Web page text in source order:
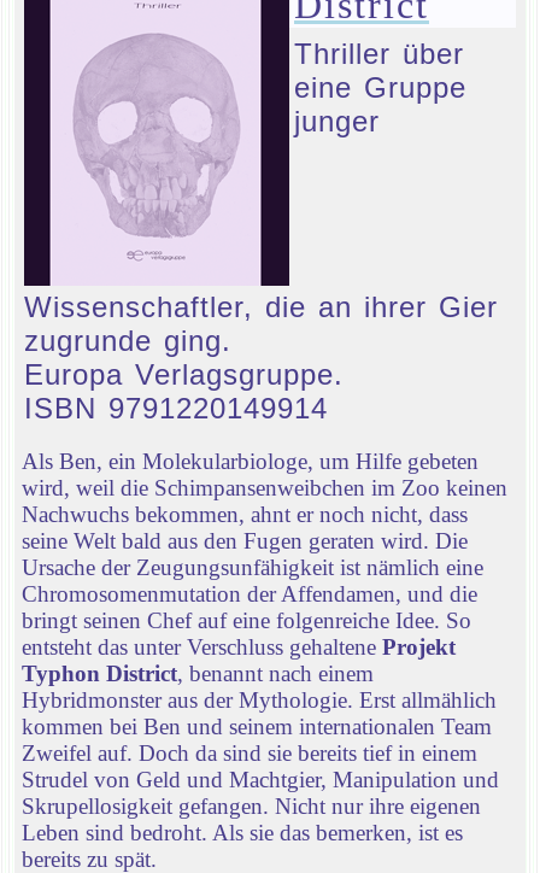
Thriller über
eine Gruppe
junger
Wissenschaftler, die an ihrer Gier
zugrunde ging.
Europa Verlagsgruppe.
ISBN 9791220149914
Als Ben, ein Molekularbiologe, um Hilfe gebeten
wird, weil die Schimpansenweibchen im Zoo keinen
Nachwuchs bekommen, ahnt er noch nicht, dass
seine Welt bald aus den Fugen geraten wird. Die
Ursache der Zeugungsunfähigkeit ist nämlich eine
Chromosomenmutation der Affendamen, und die
bringt seinen Chef auf eine folgenreiche Idee. So
entsteht das unter Verschluss gehaltene Projekt
Typhon District, benannt nach einem
Hybridmonster aus der Mythologie. Erst allmählich
kommen bei Ben und seinem internationalen Team
Zweifel auf. Doch da sind sie bereits tief in einem
Strudel von Geld und Machtgier, Manipulation und
Skrupellosigkeit gefangen. Nicht nur ihre eigenen
Leben sind bedroht. Als sie das bemerken, ist es
bereits zu spät.